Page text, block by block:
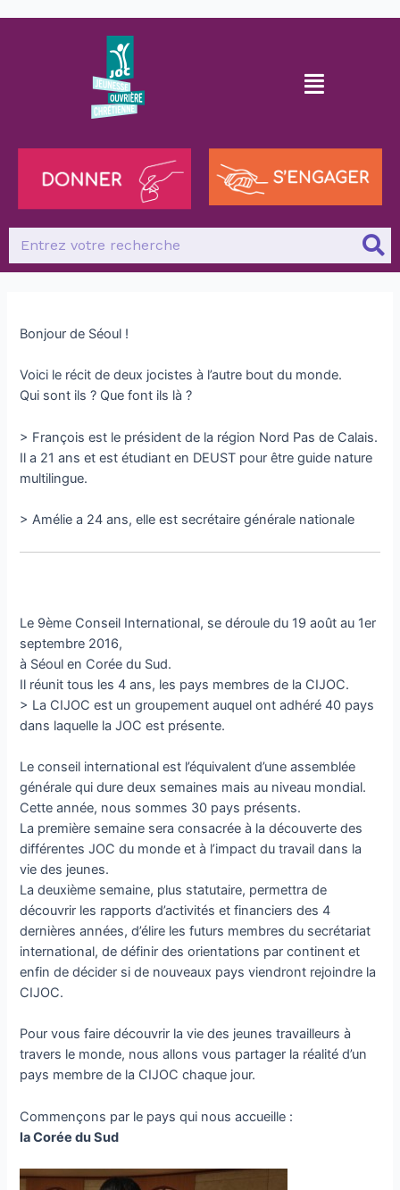
Bonjour de Séoul !
Voici le récit de deux jocistes à l’autre bout du monde.
Qui sont ils ? Que font ils là ?
> François est le président de la région Nord Pas de Calais.
Il a 21 ans et est étudiant en DEUST pour être guide nature
multilingue.
> Amélie a 24 ans, elle est secrétaire générale nationale
Le 9ème Conseil International, se déroule du 19 août au 1er
septembre 2016,
à Séoul en Corée du Sud.
Il réunit tous les 4 ans, les pays membres de la CIJOC.
> La CIJOC est un groupement auquel ont adhéré 40 pays
dans laquelle la JOC est présente.
Le conseil international est l’équivalent d’une assemblée
générale qui dure deux semaines mais au niveau mondial.
Cette année, nous sommes 30 pays présents.
La première semaine sera consacrée à la découverte des
différentes JOC du monde et à l’impact du travail dans la
vie des jeunes.
La deuxième semaine, plus statutaire, permettra de
découvrir les rapports d’activités et financiers des 4
dernières années, d’élire les futurs membres du secrétariat
international, de définir des orientations par continent et
enfin de décider si de nouveaux pays viendront rejoindre la
CIJOC.
Pour vous faire découvrir la vie des jeunes travailleurs à
travers le monde, nous allons vous partager la réalité d’un
pays membre de la CIJOC chaque jour.
Commençons par le pays qui nous accueille :
la Corée du Sud